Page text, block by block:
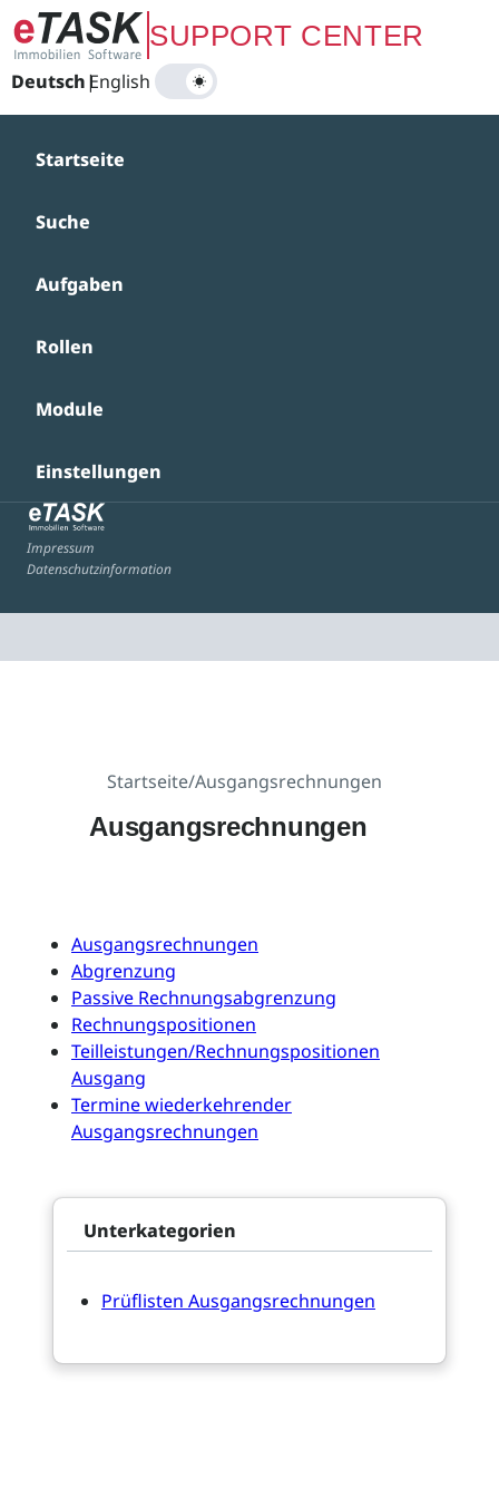
Zum Hauptinhalt springenSUPPORT CENTER
Deutsch|
English
Startseite
Suche
Aufgaben
Rollen
Module
Einstellungen
Impressum
Datenschutzinformation
Startseite/Ausgangsrechnungen
Ausgangsrechnungen
Ausgangsrechnungen
Abgrenzung
Passive Rechnungsabgrenzung
Rechnungspositionen
Teilleistungen/Rechnungspositionen
Ausgang
Termine wiederkehrender
Ausgangsrechnungen
Unterkategorien
Prüflisten Ausgangsrechnungen